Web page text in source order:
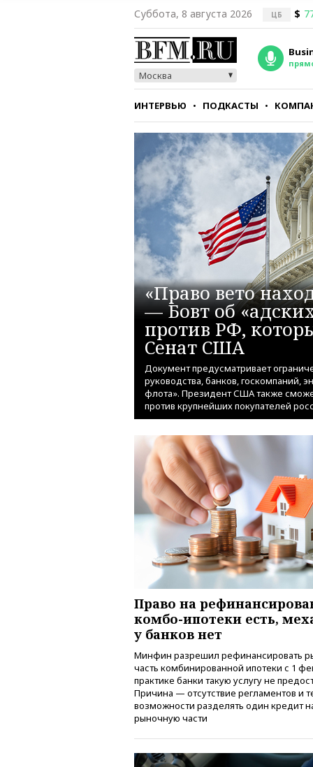
Суббота, 8 августа 2026 ЦБ $
Москва
ИНТЕРВЬЮ ПОДКАСТЫ
СТИЛЬ ТЕСТЫ
«Право вето
— Бовт об
против РФ,
Сенат США
Документ предусматривает
руководства, банков, госкомпаний,
флота». Президент США также
против крупнейших покупателей
Право на
комбо-ипотеки есть,
у банков нет
Минфин разрешил рефинансировать
часть комбинированной ипотеки с 1
практике банки такую услугу не
Причина — отсутствие регламентов и
возможности разделять один кредит
рыночную части